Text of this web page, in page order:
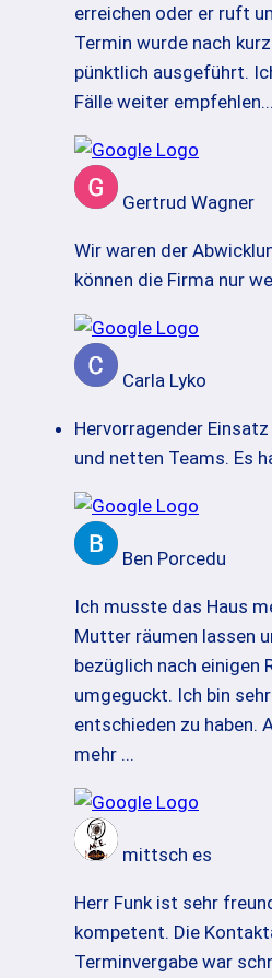
erreichen oder er ruft
Termin wurde nach
pünktlich ausgeführt.
Fälle weiter empfehlen.
Gertrud Wagner
Wir waren der
können die Firma nur
Carla Lyko
Hervorragender
und netten Teams. Es
Ben Porcedu
Ich musste das Haus
Mutter räumen lassen
bezüglich nach einigen
umgeguckt. Ich bin
entschieden zu haben.
mehr ...
mittsch es
Herr Funk ist sehr
kompetent. Die
Terminvergabe war